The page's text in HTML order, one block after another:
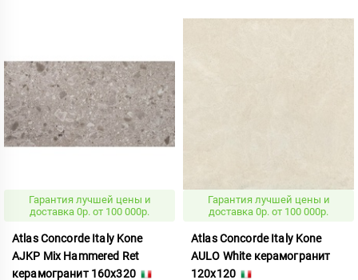
Гарантия лучшей цены и
доставка 0р. от 100 000р.
Atlas Concorde Italy Kone
AJKP Mix Hammered Ret
керамогранит 160x320
Гарантия лучшей цены и
доставка 0р. от 100 000р.
Atlas Concorde Italy Kone
AULO White керамогранит
120x120